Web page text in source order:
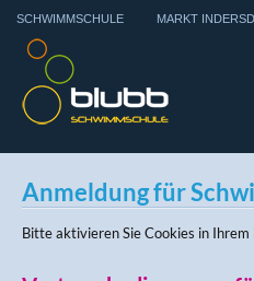
SCHWIMMSCHULE MARKT
Anmeldung für
Bitte aktivieren Sie Cookies in